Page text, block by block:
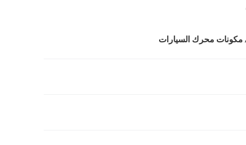
, مكونات محرك السيارات